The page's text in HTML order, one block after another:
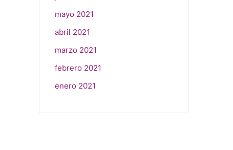
mayo 2021
abril 2021
marzo 2021
febrero 2021
enero 2021